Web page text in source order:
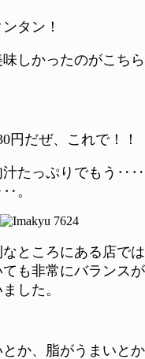
タン！
しかったのがこち
だぜ、これで！！
汁たっぷりでもう
。
ところにある店で
も非常にバランス
した。
か、脂がうまいと